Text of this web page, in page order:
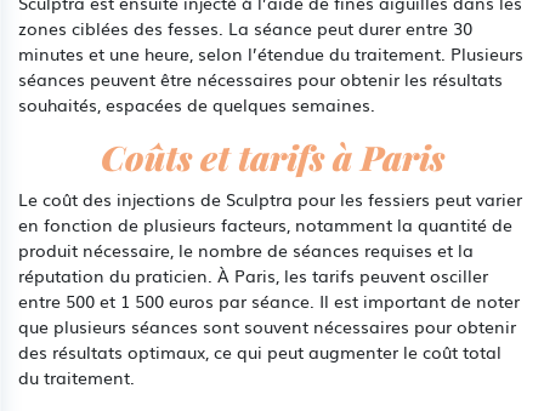
zones ciblées des fesses. La séance peut durer entre 30
minutes et une heure, selon l’étendue du traitement. Plusieurs
séances peuvent être nécessaires pour obtenir les résultats
souhaités, espacées de quelques semaines.
Coûts et tarifs à Paris
Le coût des injections de Sculptra pour les fessiers peut varier
en fonction de plusieurs facteurs, notamment la quantité de
produit nécessaire, le nombre de séances requises et la
réputation du praticien. À Paris, les tarifs peuvent osciller
entre 500 et 1 500 euros par séance. Il est important de noter
que plusieurs séances sont souvent nécessaires pour obtenir
des résultats optimaux, ce qui peut augmenter le coût total
du traitement.